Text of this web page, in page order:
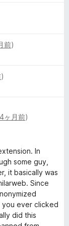
前)
)
4ヶ月前)
In
some guy,
it basically was
Since
you ever clicked
did this